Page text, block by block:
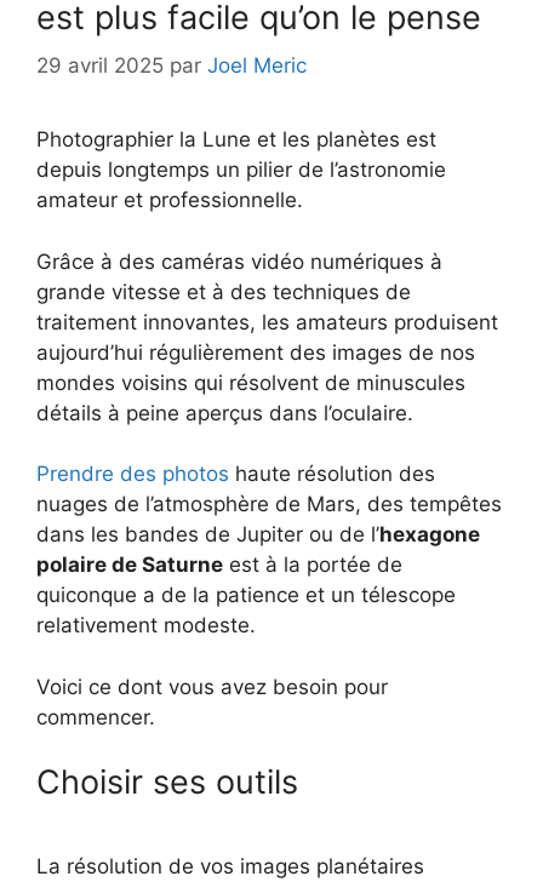
est plus facile qu’on le pense
29 avril 2025 par Joel Meric
Photographier la Lune et les planètes est
depuis longtemps un pilier de l’astronomie
amateur et professionnelle.
Grâce à des caméras vidéo numériques à
grande vitesse et à des techniques de
traitement innovantes, les amateurs produisent
aujourd’hui régulièrement des images de nos
mondes voisins qui résolvent de minuscules
détails à peine aperçus dans l’oculaire.
Prendre des photos haute résolution des
nuages de l’atmosphère de Mars, des tempêtes
dans les bandes de Jupiter ou de l’hexagone
polaire de Saturne est à la portée de
quiconque a de la patience et un télescope
relativement modeste.
Voici ce dont vous avez besoin pour
commencer.
Choisir ses outils
La résolution de vos images planétaires